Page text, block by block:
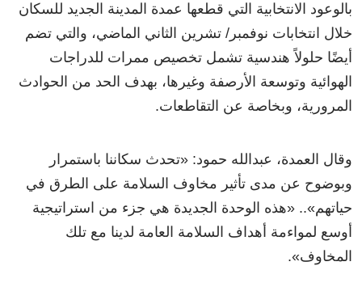
بالوعود الانتخابية التي قطعها عمدة المدينة الجديد للسكان
خلال انتخابات نوفمبر/ تشرين الثاني الماضي، والتي تضم
أيضًا حلولاً هندسية تشمل تخصيص ممرات للدراجات
الهوائية وتوسعة الأرصفة وغيرها، بهدف الحد من الحوادث
المرورية، وبخاصة عن التقاطعات.
وقال العمدة، عبدالله حمود: «تحدث سكاننا باستمرار
وبوضوح عن مدى تأثير مخاوف السلامة على الطرق في
حياتهم»
..
«هذه الوحدة الجديدة هي جزء من استراتيجية
أوسع لمواءمة أهداف السلامة العامة لدينا مع تلك
المخاوف»
.